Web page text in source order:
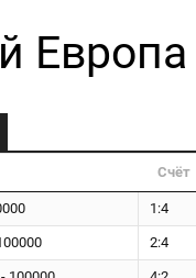
Европа
Счёт
1:4
2:4